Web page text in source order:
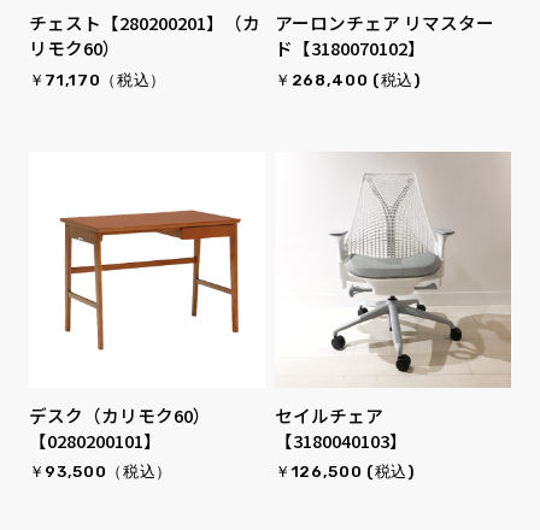
チェスト【280200201】（カ
リモク60）
￥71,170（税込）
アーロンチェア リマスター
ド【3180070102】
￥268,400 (税込)
デスク（カリモク60）
【0280200101】
￥93,500（税込）
セイルチェア
【3180040103】
￥126,500 (税込)